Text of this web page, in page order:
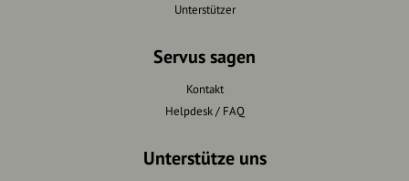
Unterstützer
Servus sagen
Kontakt
Helpdesk / FAQ
Unterstütze uns